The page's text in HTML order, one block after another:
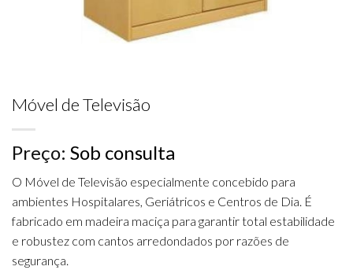
Móvel de Televisão
Preço: Sob consulta
O Móvel de Televisão especialmente concebido para
ambientes Hospitalares, Geriátricos e Centros de Dia. É
fabricado em madeira maciça para garantir total estabilidade
e robustez com cantos arredondados por razões de
segurança.